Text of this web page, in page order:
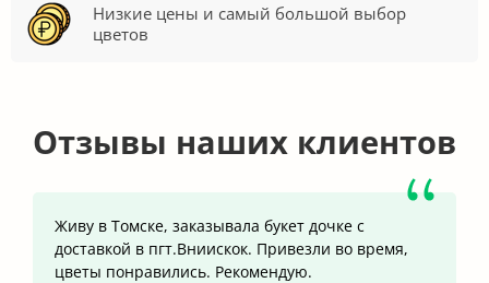
Низкие цены и самый большой выбор
цветов
Отзывы наших клиентов
Живу в Томске, заказывала букет дочке с
доставкой в пгт.Вниискок. Привезли во время,
цветы понравились. Рекомендую.